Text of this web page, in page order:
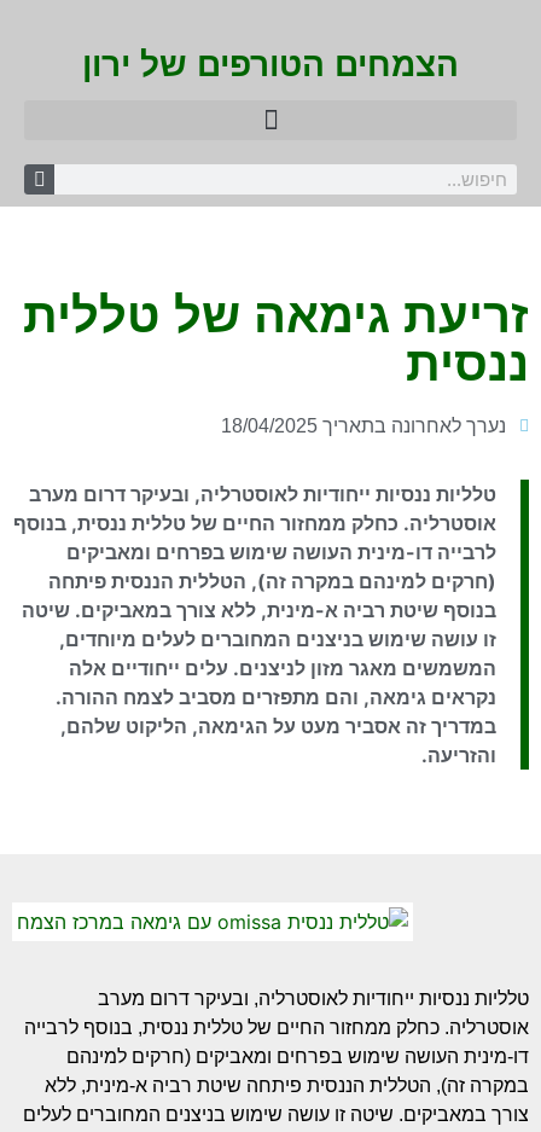
הצמחים הטורפים של ירון
זריעת גימאה של טללית
ננסית
נערך לאחרונה בתאריך 18/04/2025
טלליות ננסיות ייחודיות לאוסטרליה, ובעיקר דרום מערב
אוסטרליה. כחלק ממחזור החיים של טללית ננסית, בנוסף
לרבייה דו-מינית העושה שימוש בפרחים ומאביקים
(חרקים למינהם במקרה זה), הטללית הננסית פיתחה
בנוסף שיטת רביה א-מינית, ללא צורך במאביקים. שיטה
זו עושה שימוש בניצנים המחוברים לעלים מיוחדים,
המשמשים מאגר מזון לניצנים. עלים ייחודיים אלה
נקראים גימאה, והם מתפזרים מסביב לצמח ההורה.
במדריך זה אסביר מעט על הגימאה, הליקוט שלהם,
והזריעה.
טלליות ננסיות ייחודיות לאוסטרליה, ובעיקר דרום מערב
אוסטרליה. כחלק ממחזור החיים של טללית ננסית, בנוסף לרבייה
דו-מינית העושה שימוש בפרחים ומאביקים (חרקים למינהם
במקרה זה), הטללית הננסית פיתחה שיטת רביה א-מינית, ללא
צורך במאביקים. שיטה זו עושה שימוש בניצנים המחוברים לעלים